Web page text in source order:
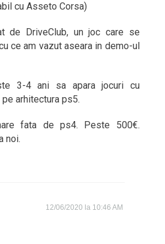
cu Asseto Corsa)
de DriveClub, un joc care se
ce am vazut aseara in demo-ul
3-4 ani sa apara jocuri cu
arhitectura ps5.
fata de ps4. Peste 500€.
noi.
12/06/2020 la 10:46 AM